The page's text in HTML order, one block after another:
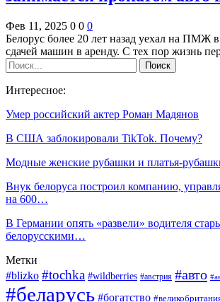
Фев 11, 2025 0 0 0
Белорус более 20 лет назад уехал на ПМЖ
сдачей машин в аренду. С тех пор жизнь
Интересное:
Умер российский актер Роман Мадянов
В США заблокировали TikTok. Почему?
Модные женские рубашки и платья-
Внук белоруса построил компанию,
на 600…
В Германии опять «развели» водителя
белорусскими…
Метки
#blizko #tochka #wildberries #австрия #авто
#беларусь #богатство